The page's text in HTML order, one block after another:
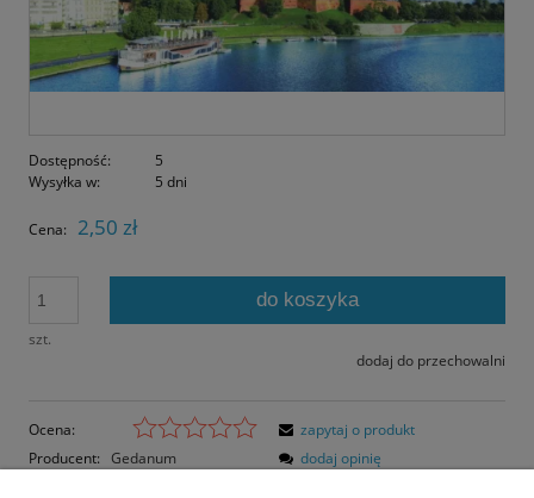
Dostępność:
5
Wysyłka w:
5 dni
Cena: 2,50 zł
szt.
do koszyka
dodaj do przechowalni
Ocena:
Producent: Gedanum
zapytaj o produkt
dodaj opinię